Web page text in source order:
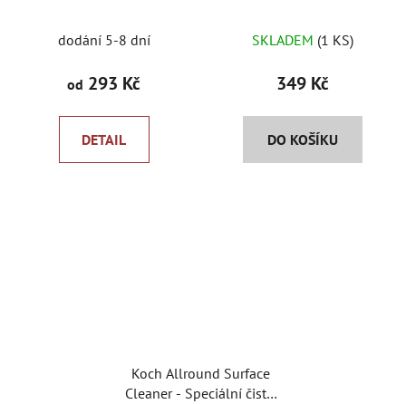
dodání 5-8 dní
od 293 Kč
DETAIL
SKLADEM (1 KS)
349 Kč
DO KOŠÍKU
Koch Allround Surface
Cleaner - Speciální čistič